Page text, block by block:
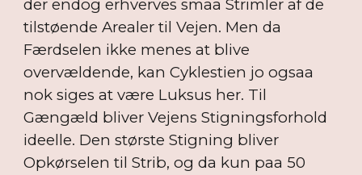
der endog erhverves smaa Strimler af de
tilstøende Arealer til Vejen. Men da
Færdselen ikke menes at blive
overvældende, kan Cyklestien jo ogsaa
nok siges at være Luksus her. Til
Gængæld bliver Vejens Stigningsforhold
ideelle. Den største Stigning bliver
Opkørselen til Strib, og da kun paa 50